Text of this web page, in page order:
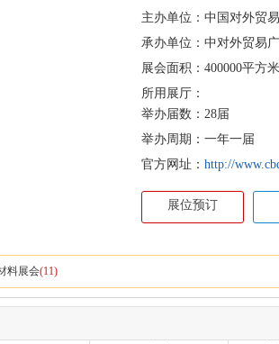
主办单位：中国对外贸
承办单位：中对外贸易
展会面积：400000平方米
所用展厅：
举办届数：28届
举办周期：一年一届
官方网址： http://
展位预订
料展会(11)